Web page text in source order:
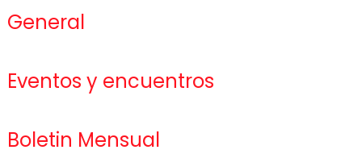
General
Eventos y encuentros
Boletin Mensual